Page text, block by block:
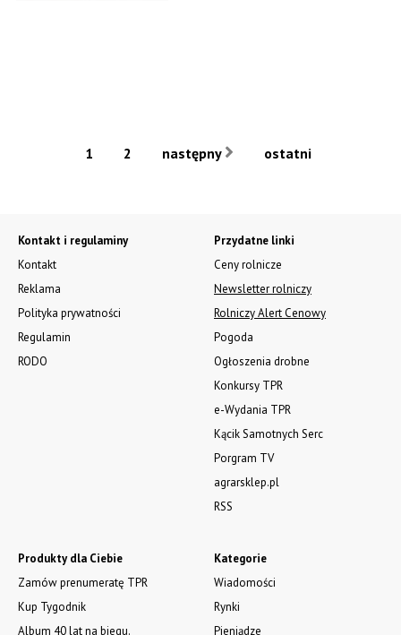
1 2 następny ostatni
Kontakt i regulaminy
Kontakt
Reklama
Polityka prywatności
Regulamin
RODO
Kategorie
Wiadomości
Rynki
Pieniądze
Produkty dla Ciebie
Zamów prenumeratę TPR
Kup Tygodnik
Album 40 lat na biegu.
Przydatne linki
Ceny rolnicze
Newsletter rolniczy
Rolniczy Alert Cenowy
Pogoda
Ogłoszenia drobne
Konkursy TPR
e-Wydania TPR
Kącik Samotnych Serc
Porgram TV
agrarsklep.pl
RSS